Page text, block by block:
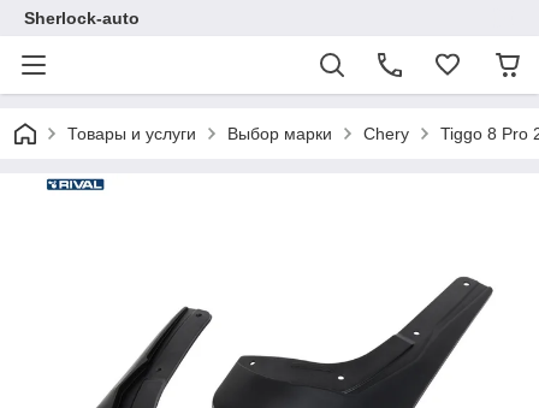
Sherlock-auto
Товары и услуги Выбор марки Chery Tiggo 8 Pro